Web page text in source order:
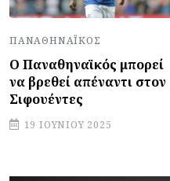
ΠΑΝΑΘΗΝΑΪΚΌΣ
Ο Παναθηναϊκός μπορεί
να βρεθεί απέναντι στον
Σιφουέντες
19 ΙΟΥΝΊΟΥ 2025